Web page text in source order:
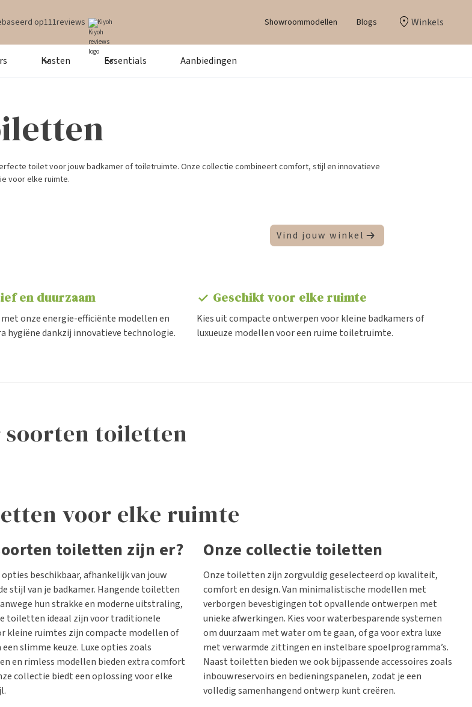
op111reviews Kiyoh Showroommodellen Blogs Winkels
Kasten Essentials Aanbiedingen
toilet voor jouw badkamer of toiletruimte. Onze collectie combineert comfort, stijl en innovatieve
voor elke ruimte.
Vind jouw winkel
en duurzaam
onze energie-efficiënte modellen en
hygiëne dankzij innovatieve technologie.
check Geschikt voor elke ruimte
Kies uit compacte ontwerpen voor kleine badkamers of
luxueuze modellen voor een ruime toiletruimte.
soorten toiletten
voor elke ruimte
toiletten zijn er?
beschikbaar, afhankelijk van jouw
stijl van je badkamer. Hangende toiletten
hun strakke en moderne uitstraling,
toiletten ideaal zijn voor traditionele
kleine ruimtes zijn compacte modellen of
slimme keuze. Luxe opties zoals
en rimless modellen bieden extra comfort
collectie biedt een oplossing voor elke
Onze collectie toiletten
Onze toiletten zijn zorgvuldig geselecteerd op kwaliteit,
comfort en design. Van minimalistische modellen met
verborgen bevestigingen tot opvallende ontwerpen met
unieke afwerkingen. Kies voor waterbesparende systemen
om duurzaam met water om te gaan, of ga voor extra luxe
met verwarmde zittingen en instelbare spoelprogramma’s.
Naast toiletten bieden we ook bijpassende accessoires zoals
inbouwreservoirs en bedieningspanelen, zodat je een
volledig samenhangend ontwerp kunt creëren.